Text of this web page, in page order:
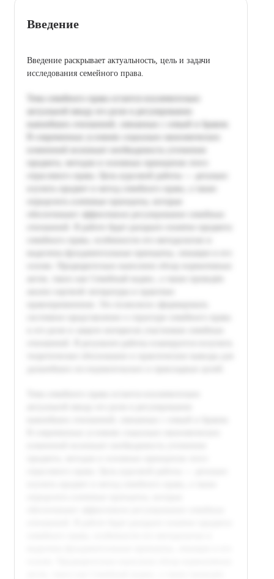
Введение
Введение раскрывает актуальность, цель и задачи
исследования семейного права.